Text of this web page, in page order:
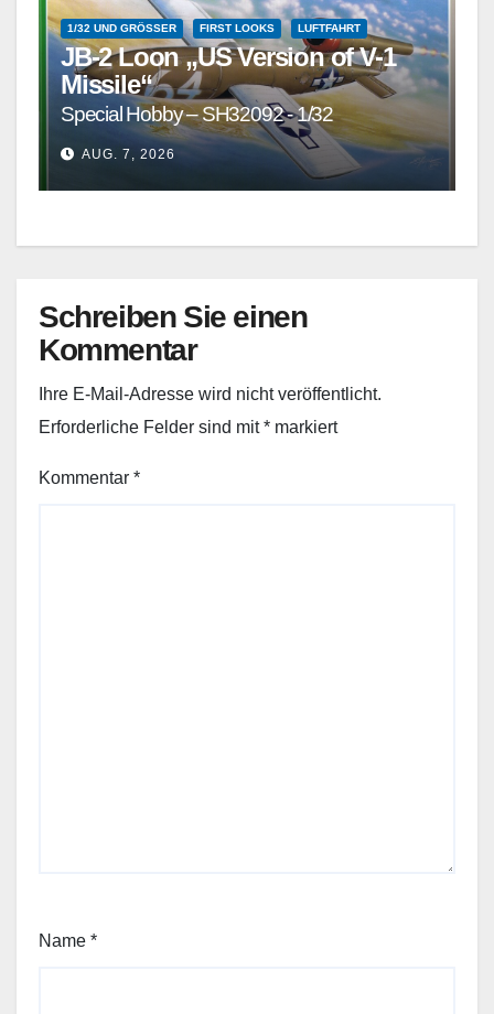
1/32 UND GRÖSSER FIRST LOOKS LUFTFAHRT
JB-2 Loon „US Version of V-1
Missile“
Special Hobby – SH32092 - 1/32
AUG. 7, 2026
Schreiben Sie einen
Kommentar
Ihre E-Mail-Adresse wird nicht veröffentlicht.
Erforderliche Felder sind mit* markiert
Kommentar *
Name *